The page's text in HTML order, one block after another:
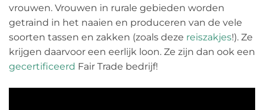
vrouwen. Vrouwen in rurale gebieden worden
getraind in het naaien en produceren van de vele
soorten tassen en zakken (zoals deze reiszakjes!). Ze
krijgen daarvoor een eerlijk loon. Ze zijn dan ook een
gecertificeerd Fair Trade bedrijf!